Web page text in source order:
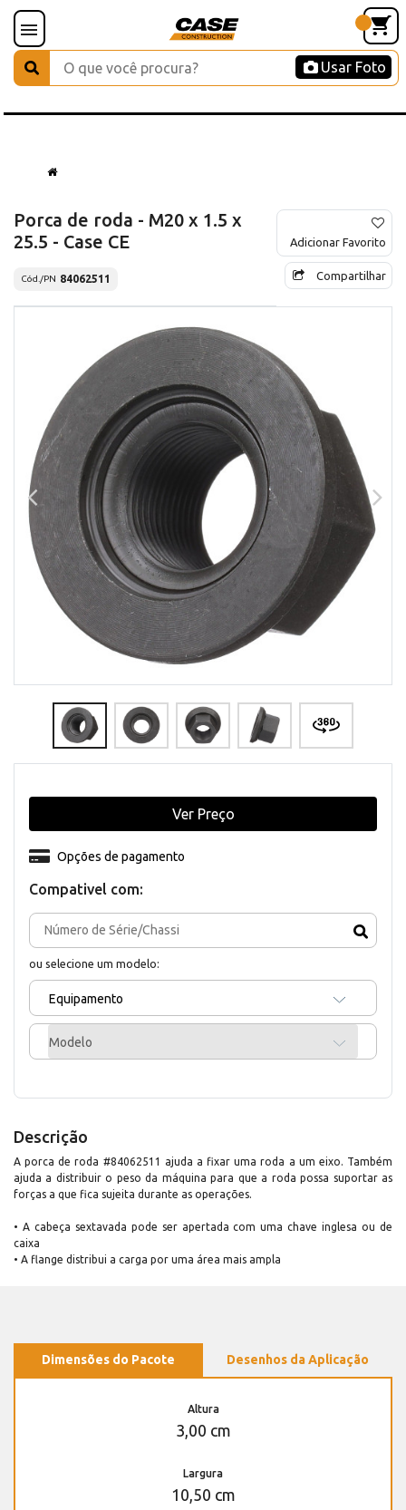
Usar Foto
Porca de roda - M20 x 1.5 x
25.5 - Case CE
Cód./PN 84062511
Adicionar Favorito
Compartilhar
Compativel com:
ou selecione um modelo:
Equipamento
Modelo
Opções de pagamento
Ver Preço
Descrição
A porca de roda #84062511 ajuda a fixar uma roda a um eixo. Também
ajuda a distribuir o peso da máquina para que a roda possa suportar as
forças a que fica sujeita durante as operações.
• A cabeça sextavada pode ser apertada com uma chave inglesa ou de
caixa
• A flange distribui a carga por uma área mais ampla
Dimensões do Pacote Desenhos da Aplicação
Altura
3,00 cm
Largura
10,50 cm